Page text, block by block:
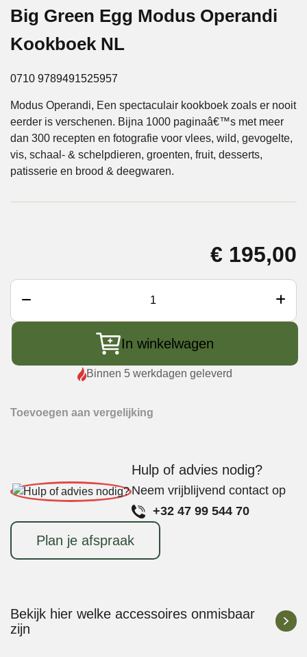
Big Green Egg Modus Operandi
Kookboek NL
0710 9789491525957
Modus Operandi, Een spectaculair kookboek zoals er nooit
eerder is verschenen. Bijna 1000 paginaâ€™s met meer
dan 300 recepten en fotografie voor vlees, wild, gevogelte,
vis, schaal- & schelpdieren, groenten, fruit, desserts,
patisserie en brood & deegwaren.
€ 195,00
Green
NL
In winkelwagen
Binnen 5 werkdagen geleverd
Toevoegen aan vergelijking
Hulp of advies nodig?
Neem vrijblijvend contact op
+32 47 99 544 70
Plan je afspraak
Bekijk hier welke accessoires onmisbaar
zijn